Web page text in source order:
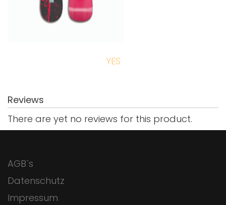
YES
Reviews
There are yet no reviews for this product.
AGB´s
Datenschutz
Impressum